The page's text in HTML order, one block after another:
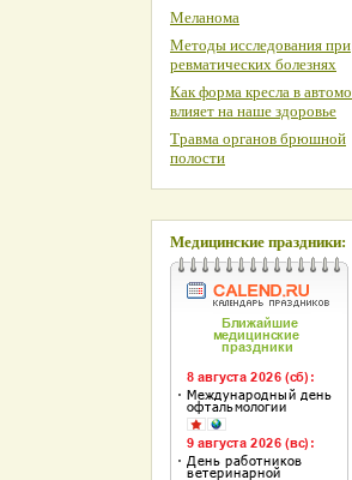
Меланома
Методы исследования при
ревматических болезнях
Как форма кресла в
влияет на наше здоровье
Травма органов брюшной
полости
Медицинские праздники: